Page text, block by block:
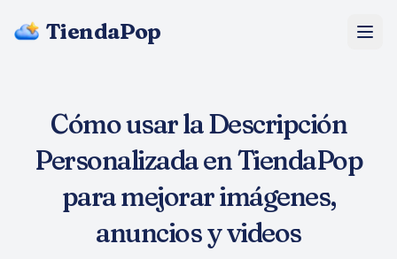
TiendaPop
Preguntas Frecuentes
Cómo usar la Descripción
Personalizada en TiendaPop
para mejorar imágenes,
anuncios y videos